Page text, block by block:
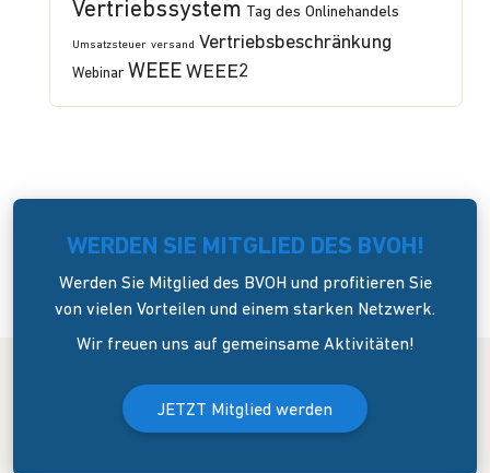
Vertriebssystem Tag des Onlinehandels
Umsatzsteuer versand Vertriebsbeschränkung
Webinar WEEE WEEE2
WERDEN SIE MITGLIED DES BVOH!
Werden Sie Mitglied des BVOH und profitieren Sie
von vielen Vorteilen und einem starken Netzwerk.
Wir freuen uns auf gemeinsame Aktivitäten!
JETZT Mitglied werden